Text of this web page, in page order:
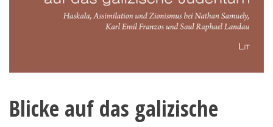
Blicke auf das galizische